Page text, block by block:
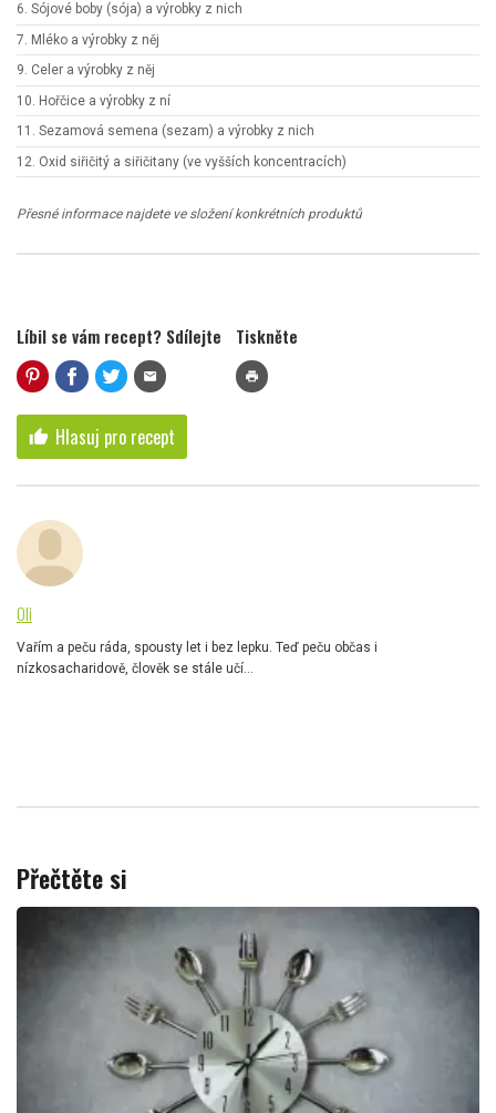
6. Sójové boby (sója) a výrobky z nich
7. Mléko a výrobky z něj
9. Celer a výrobky z něj
10. Hořčice a výrobky z ní
11. Sezamová semena (sezam) a výrobky z nich
12. Oxid siřičitý a siřičitany (ve vyšších koncentracích)
Přesné informace najdete ve složení konkrétních produktů
Líbil se vám recept? Sdílejte
mail
Tiskněte
print
thumb_up Hlasuj pro recept
Oli
Vařím a peču ráda, spousty let i bez lepku. Teď peču občas i
nízkosacharidově, člověk se stále učí...
Přečtěte si